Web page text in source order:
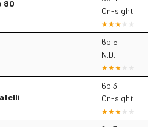
80
On-sight
6b.5
N.D.
6b.3
On-sight